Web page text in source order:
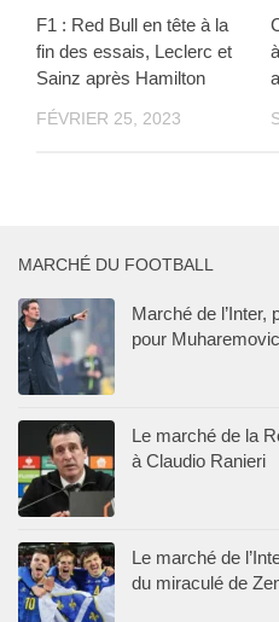
F1 : Red Bull en tête à la
fin des essais, Leclerc et
Sainz après Hamilton
FÉVRIER 25, 2023
MARCHÉ DU FOOTBALL
Marché de l’Inter,
pour
Le marché de la
à Claudio Ranieri
Le marché de
du miraculé de